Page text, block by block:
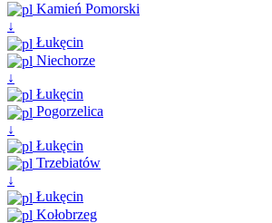
Kamień Pomorski
↓
Łukęcin
Niechorze
↓
Łukęcin
Pogorzelica
↓
Łukęcin
Trzebiatów
↓
Łukęcin
Kołobrzeg